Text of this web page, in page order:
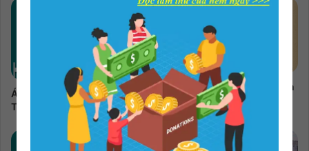
Ác Linh Thầm Lặng | Dash
Tuấn Audio | Bản Full 5 phần
Cười Gượng | Hồ Biểu Chánh
Audio | Bản Full 8 phần